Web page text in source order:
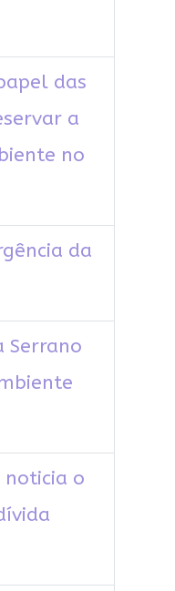
das
a
no
da
Serrano
o